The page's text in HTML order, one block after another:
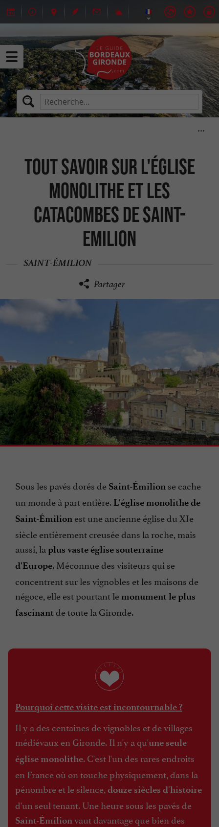
Tout savoir sur l'église
monolithe et les
catacombes de Saint-
Emilion
SAINT-ÉMILION
Partager
Sous les pavés dorés de Saint-Émilion se cache
un monde à part entière. L'église monolithe de
Saint-Émilion est une ancienne église du XIe
siècle entièrement creusée dans la roche, mais
aussi, la plus vaste église souterraine
d'Europe. Méconnue des visiteurs qui se
concentrent sur les vignobles et les maisons de
négoce, elle est pourtant le monument le plus
fascinant de toute la Gironde.
Pourquoi cette visite est incontournable ?
Il y a des centaines de vignobles et de villages
médiévaux en Gironde. Il n'y a qu'une seule
église monolithe. C'est l'un des rares endroits
en France où on touche physiquement, dans la
pénombre et le silence, douze siècles d'histoire
d'un seul tenant. Une heure sous les pavés de
Saint-Émilionvaut davantage que bien des